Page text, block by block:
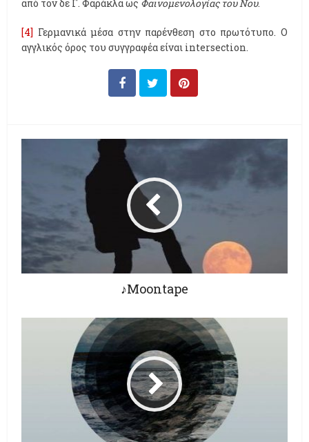
από τον δε Γ. Φαράκλα ως Φαινομενολογίας του Νου.
[4] Γερμανικά μέσα στην παρένθεση στο πρωτότυπο. Ο
αγγλικός όρος του συγγραφέα είναι intersection.
♪Moontape